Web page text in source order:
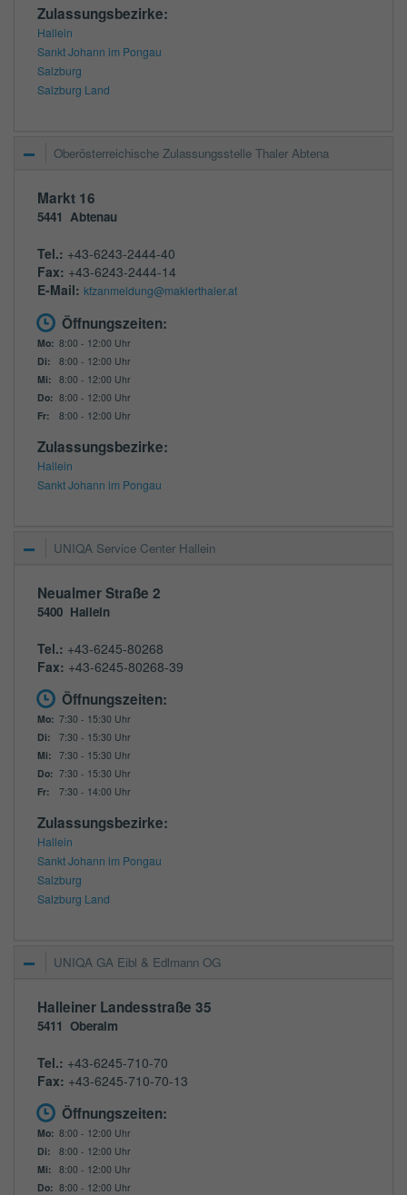
Zulassungsbezirke:
Hallein
Sankt Johann im Pongau
Salzburg
Salzburg Land
Oberösterreichische Zulassungsstelle Thaler Abtena
Markt 16
5441 Abtenau
Tel.: +43-6243-2444-40
Fax: +43-6243-2444-14
E-Mail: kfzanmeldung@maklerthaler.at
Öffnungszeiten:
Mo: 8:00 - 12:00 Uhr
Di:
8:00 - 12:00 Uhr
Mi: 8:00 - 12:00 Uhr
Do: 8:00 - 12:00 Uhr
Fr:
8:00 - 12:00 Uhr
Zulassungsbezirke:
Hallein
Sankt Johann im Pongau
UNIQA Service Center Hallein
Neualmer Straße 2
5400 Hallein
Tel.: +43-6245-80268
Fax: +43-6245-80268-39
Öffnungszeiten:
Mo: 7:30 - 15:30 Uhr
Di:
7:30 - 15:30 Uhr
Mi: 7:30 - 15:30 Uhr
Do: 7:30 - 15:30 Uhr
Fr:
7:30 - 14:00 Uhr
Zulassungsbezirke:
Hallein
Sankt Johann im Pongau
Salzburg
Salzburg Land
UNIQA GA Eibl & Edlmann OG
Halleiner Landesstraße 35
5411 Oberalm
Tel.: +43-6245-710-70
Fax: +43-6245-710-70-13
Öffnungszeiten:
Mo: 8:00 - 12:00 Uhr
Di:
8:00 - 12:00 Uhr
Mi: 8:00 - 12:00 Uhr
Do: 8:00 - 12:00 Uhr